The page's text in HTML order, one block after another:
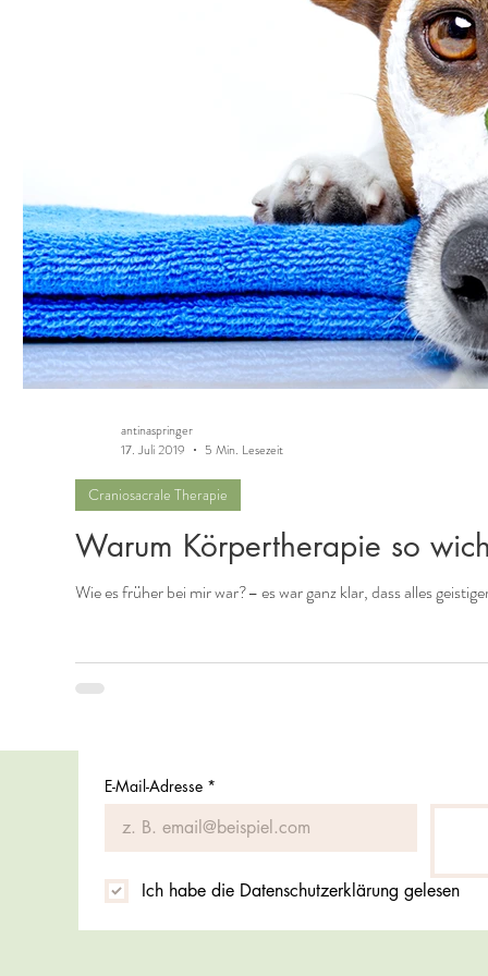
Warum Körpertherapie so
Wie es früher bei mir war?– es war ganz klar, dass alles
Craniosacrale Therapie
antinaspringer
17. Juli 2019
5 Min. Lesezeit
E-Mail-Adresse *
Ich habe die Datenschutzerklärung gelesen